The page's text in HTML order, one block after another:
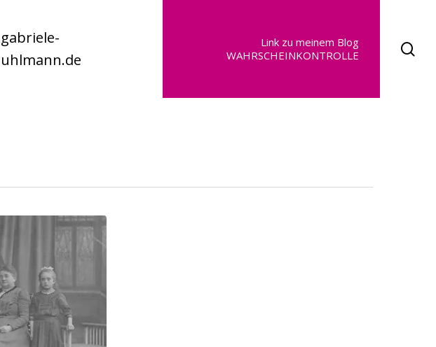
gabriele-
uhlmann.de
Link zu meinem Blog
WAHRSCHEINKONTROLLE